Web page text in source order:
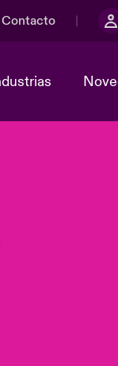
Contacto